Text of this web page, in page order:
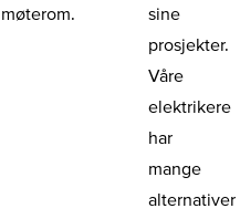
møterom.
sine
prosjekter.
Våre
elektrikere
har
mange
alternativer